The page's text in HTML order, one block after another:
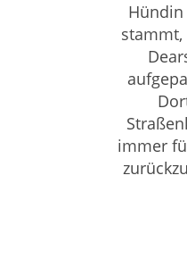
stammt,
immer